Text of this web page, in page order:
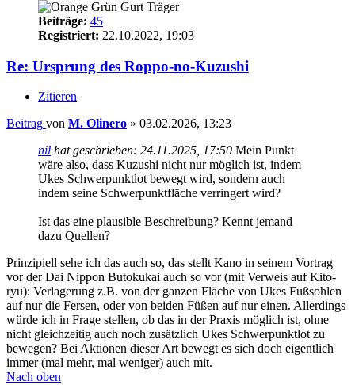
Beiträge: 45
Registriert: 22.10.2022, 19:03
Re: Ursprung des Roppo-no-Kuzushi
Zitieren
Beitrag von M. Olinero » 03.02.2026, 13:23
nil hat geschrieben: 24.11.2025, 17:50 Mein Punkt
wäre also, dass Kuzushi nicht nur möglich ist, indem
Ukes Schwerpunktlot bewegt wird, sondern auch
indem seine Schwerpunktfläche verringert wird?
Ist das eine plausible Beschreibung? Kennt jemand
dazu Quellen?
Prinzipiell sehe ich das auch so, das stellt Kano in seinem Vortrag
vor der Dai Nippon Butokukai auch so vor (mit Verweis auf Kito-
ryu): Verlagerung z.B. von der ganzen Fläche von Ukes Fußsohlen
auf nur die Fersen, oder von beiden Füßen auf nur einen. Allerdings
würde ich in Frage stellen, ob das in der Praxis möglich ist, ohne
nicht gleichzeitig auch noch zusätzlich Ukes Schwerpunktlot zu
bewegen? Bei Aktionen dieser Art bewegt es sich doch eigentlich
immer (mal mehr, mal weniger) auch mit.
Nach oben